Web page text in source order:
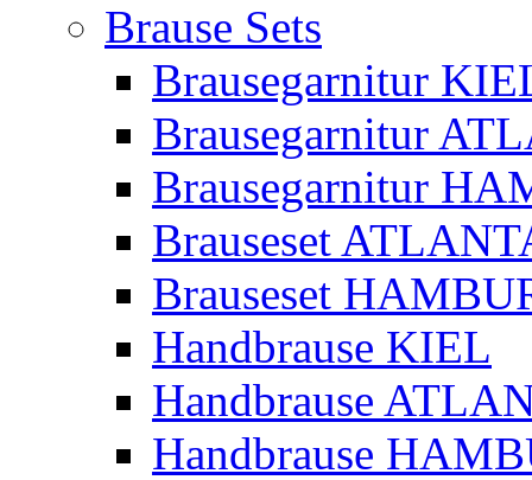
Brause Sets
Brausegarnitur
Brausegarnitur
Brausegarnitur
Brauseset
Brauseset
Handbrause KIEL
Handbrause
Handbrause